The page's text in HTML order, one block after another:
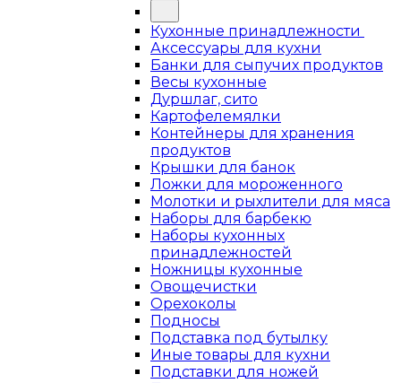
Кухонные принадлежности
Аксессуары для кухни
Банки для сыпучих продуктов
Весы кухонные
Дуршлаг, сито
Картофелемялки
Контейнеры для хранения
продуктов
Крышки для банок
Ложки для мороженного
Молотки и рыхлители для мяса
Наборы для барбекю
Наборы кухонных
принадлежностей
Ножницы кухонные
Овощечистки
Орехоколы
Подносы
Подставка под бутылку
Иные товары для кухни
Подставки для ножей